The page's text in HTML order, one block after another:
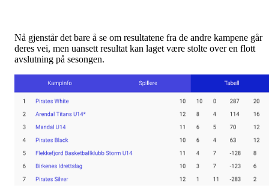
Nå gjenstår det bare å se om resultatene fra de andre kampene går
deres vei, men uansett resultat kan laget være stolte over en flott
avslutning på sesongen.